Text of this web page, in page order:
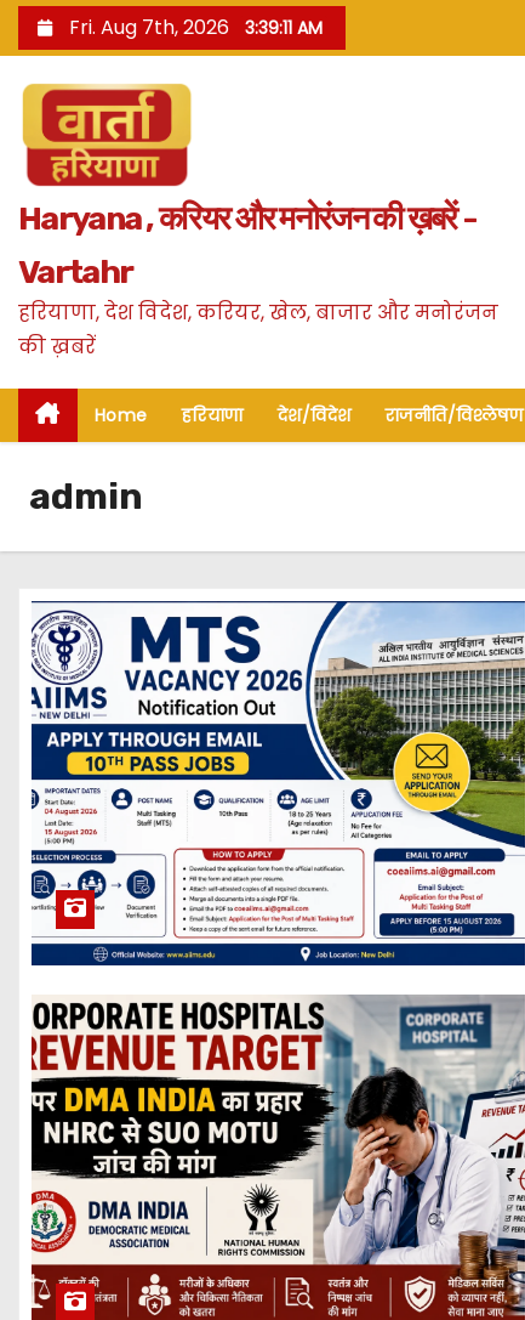
k
n
Fri. Aug 7th, 2026 3:39:13 AM
Haryana , करियर और मनोरंजन की ख़बरें -
Vartahr
हरियाणा, देश विदेश, करियर, खेल, बाजार और मनोरंजन
की ख़बरें
Home हरियाणा देश/विदेश राजनीति/विश्लेषण
admin